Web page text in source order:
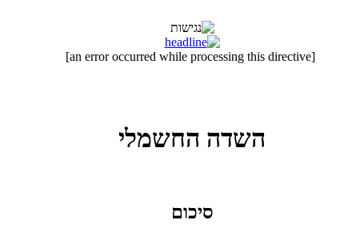
[an error occurred while processing this directive]
השדה החשמלי
סיכום